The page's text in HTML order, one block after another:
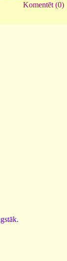
Komentēt (0)